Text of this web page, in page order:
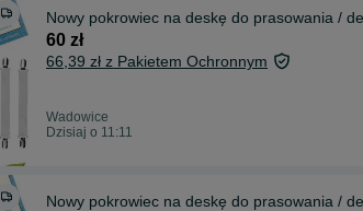
Nowy pokrowiec na deskę do prasowania /
60 zł
66,39 zł z Pakietem Ochronnym
Wadowice
Dzisiaj o 11:11
Nowy pokrowiec na deskę do prasowania /